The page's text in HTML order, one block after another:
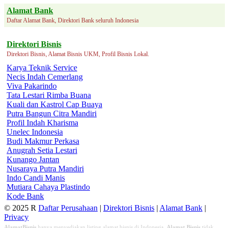
Alamat Bank
Daftar Alamat Bank, Direktori Bank seluruh Indonesia
Direktori Bisnis
Direktori Bisnis, Alamat Bisnis UKM, Profil Bisnis Lokal.
Karya Teknik Service
Necis Indah Cemerlang
Viva Pakarindo
Tata Lestari Rimba Buana
Kuali dan Kastrol Cap Buaya
Putra Bangun Citra Mandiri
Profil Indah Kharisma
Unelec Indonesia
Budi Makmur Perkasa
Anugrah Setia Lestari
Kunango Jantan
Nusaraya Putra Mandiri
Indo Candi Manis
Mutiara Cahaya Plastindo
Kode Bank
© 2025 R Daftar Perusahaan | Direktori Bisnis | Alamat Bank |
Privacy